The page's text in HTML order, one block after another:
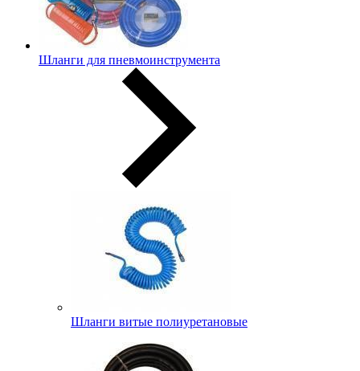
Шланги для пневмоинструмента
Шланги витые полиуретановые